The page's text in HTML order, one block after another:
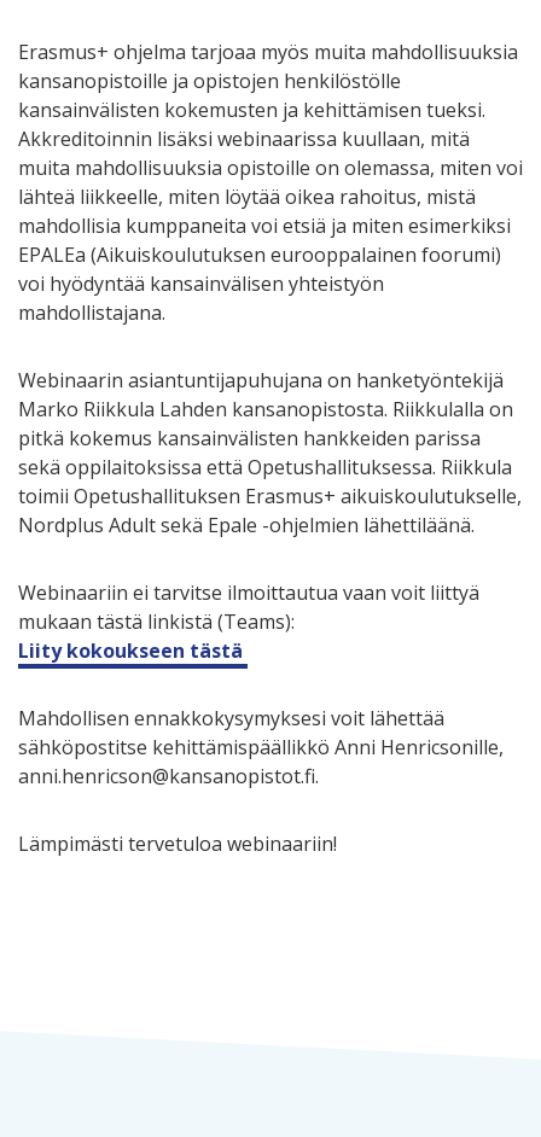
Erasmus+ ohjelma tarjoaa myös muita mahdollisuuksia
kansanopistoille ja opistojen henkilöstölle
kansainvälisten kokemusten ja kehittämisen tueksi.
Akkreditoinnin lisäksi webinaarissa kuullaan, mitä
muita mahdollisuuksia opistoille on olemassa, miten voi
lähteä liikkeelle, miten löytää oikea rahoitus, mistä
mahdollisia kumppaneita voi etsiä ja miten esimerkiksi
EPALEa (Aikuiskoulutuksen eurooppalainen foorumi)
voi hyödyntää kansainvälisen yhteistyön
mahdollistajana.
Webinaarin asiantuntijapuhujana on hanketyöntekijä
Marko Riikkula Lahden kansanopistosta. Riikkulalla on
pitkä kokemus kansainvälisten hankkeiden parissa
sekä oppilaitoksissa että Opetushallituksessa. Riikkula
toimii Opetushallituksen Erasmus+ aikuiskoulutukselle,
Nordplus Adult sekä Epale -ohjelmien lähettiläänä.
Webinaariin ei tarvitse ilmoittautua vaan voit liittyä
mukaan tästä linkistä (Teams):
Liity kokoukseen tästä
Mahdollisen ennakkokysymyksesi voit lähettää
sähköpostitse kehittämispäällikkö Anni Henricsonille,
anni.henricson@kansanopistot.fi.
Lämpimästi tervetuloa webinaariin!